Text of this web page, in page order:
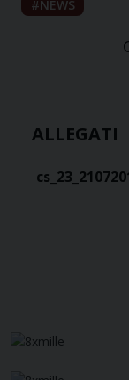
NEWS
ALLEGATI